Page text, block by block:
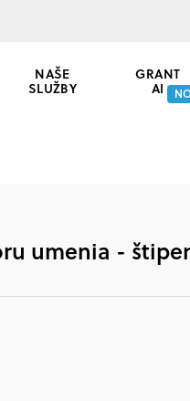
NAŠE
SLUŽBY
GRANT
AI
umenia -